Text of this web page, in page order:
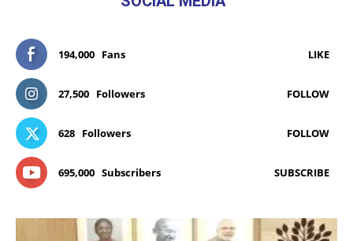
194,000 Fans LIKE
27,500 Followers FOLLOW
628 Followers FOLLOW
695,000 Subscribers SUBSCRIBE